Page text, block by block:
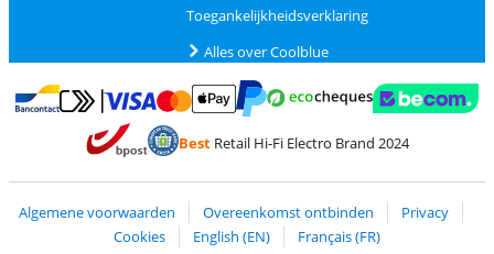
Toegankelijkheidsverklaring
Alles over Coolblue
Betalen met Bancontact
Betalen met MasterCard en Visa via ClickToPay
BestRetail Hi-Fi Electro Brand 2024
Algemene voorwaarden Overeenkomst ontbinden
Privacy
Cookies
English (EN)
Français (FR)